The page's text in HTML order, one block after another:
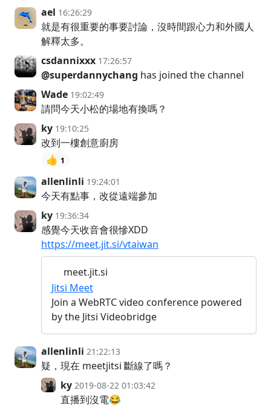
ael 16:26:29
就是有很重要的事要討論，沒時間跟心力和外國人
解釋太多。
csdannixxx 17:26:57
@superdannychang has joined the channel
Wade 19:02:49
請問今天小松的場地有換嗎？
ky 19:10:25
改到一樓創意廚房
👍 1
allenlinli 19:24:01
今天有點事，改從遠端參加
ky 19:36:34
感覺今天收音會很慘XDD
https://meet.jit.si/vtaiwan
meet.jit.si
Jitsi Meet
Join a WebRTC video conference powered
by the Jitsi Videobridge
allenlinli 21:22:13
疑，現在 meetjitsi 斷線了嗎？
ky 2019-08-22 01:03:42
直播到沒電😂